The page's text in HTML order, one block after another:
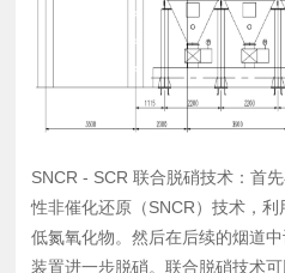
SNCR - SCR 联合脱硝技术：首
性非催化还原（SNCR）技术，
低氮氧化物。然后在后续的烟道
装置进一步脱硝。联合脱硝技术